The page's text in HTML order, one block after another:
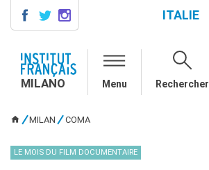
AGENDA
CONTACTS
Cours quadrimestriels et
ITALIE
MILANO Menu Rechercher
MILAN COMA
LE MOIS DU FILM DOCUMENTAIRE